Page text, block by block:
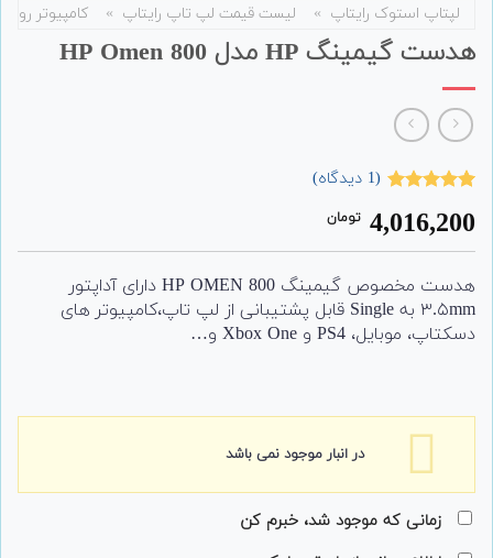
لپتاپ استوک رایتاپ » لیست قیمت لپ تاپ رایتاپ » کامپیوتر
هدست گیمینگ HP مدل HP Omen 800
از 5 امتیاز
مشتری
(
1 دیدگاه)
4,016,200 تومان
هدست مخصوص گیمینگ HP OMEN 800 دارای آداپتور
۳.۵mm به Single قابل پشتیبانی از لپ تاپ،کامپیوتر های
دسکتاپ، موبایل، PS4 و Xbox One و…
در انبار موجود نمی باشد
زمانی که موجود شد، خبرم کن